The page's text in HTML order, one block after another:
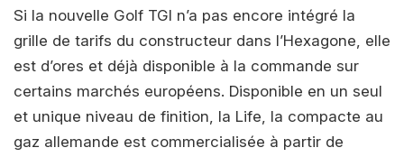
Si la nouvelle Golf TGI n’a pas encore intégré la
grille de tarifs du constructeur dans l’Hexagone, elle
est d’ores et déjà disponible à la commande sur
certains marchés européens. Disponible en un seul
et unique niveau de finition, la Life, la compacte au
gaz allemande est commercialisée à partir de